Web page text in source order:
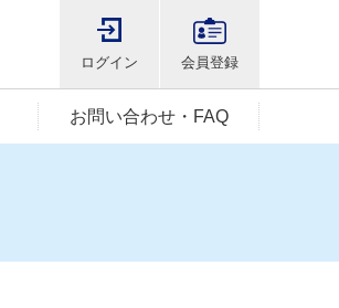
ログイン 会員登録
お問い合わせ・FAQ